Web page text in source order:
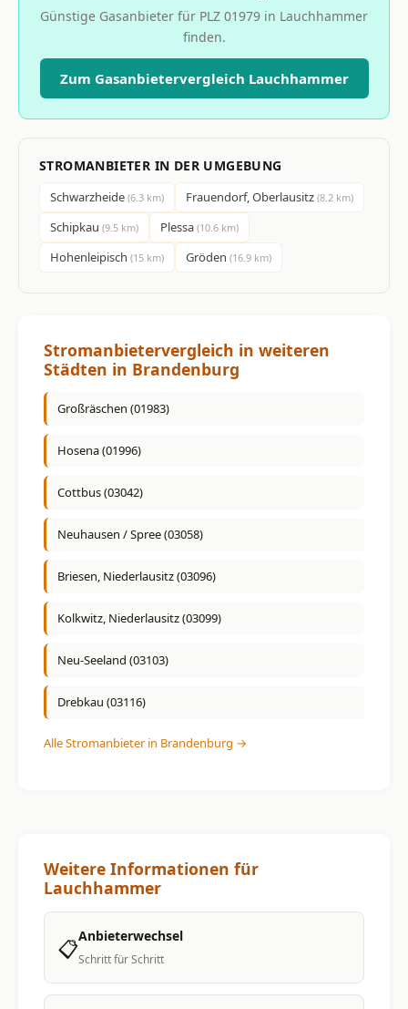
Günstige Gasanbieter für PLZ 01979 in Lauchhammer
finden.
Zum Gasanbietervergleich Lauchhammer
STROMANBIETER IN DER UMGEBUNG
Schwarzheide (6.3 km) Frauendorf, Oberlausitz (8.2 km)
Schipkau (9.5 km) Plessa (10.6 km)
Hohenleipisch (15 km) Gröden (16.9 km)
Stromanbietervergleich in weiteren
Städten in Brandenburg
Großräschen (01983)
Hosena (01996)
Cottbus (03042)
Neuhausen / Spree (03058)
Briesen, Niederlausitz (03096)
Kolkwitz, Niederlausitz (03099)
Neu-Seeland (03103)
Drebkau (03116)
Alle Stromanbieter in Brandenburg →
Weitere Informationen für
Lauchhammer
📋Anbieterwechsel
Schritt für Schritt